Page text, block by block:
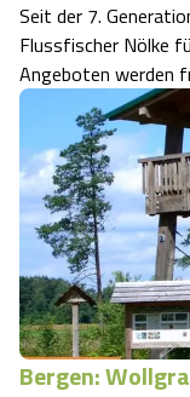
Seit der 7.
Flussfischer Nölke
Angeboten werden
Lachsforelle und
geräucherte
und auf
Bergen: